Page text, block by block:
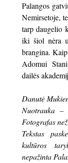
Palangos
Nemirsetoje,
tarp daugelio
iki šiol nėra
brangina.
Adomui
dailės
Danutė
Nuotrauka
Fotografas
Tekstas
kultūros
nepažinta